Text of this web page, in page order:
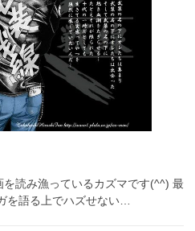
読み漁っているカズマです(^^) 最
を語る上でハズせない…